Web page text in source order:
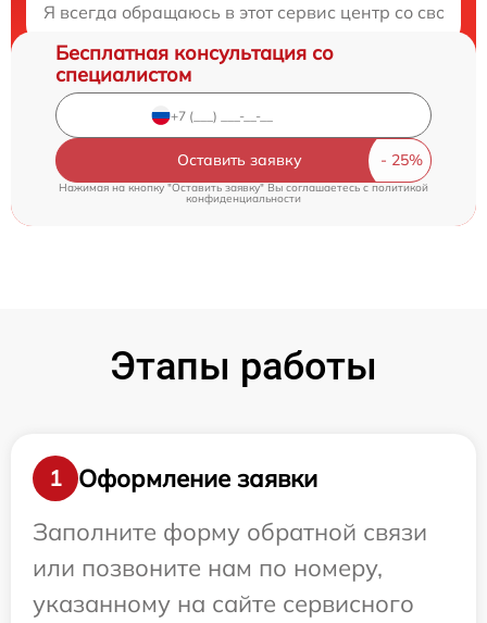
Я всегда обращаюсь в этот сервис центр со своей
Бесплатная консультация со
специалистом
Оставить заявку
Нажимая на кнопку "Оставить заявку" Вы соглашаетесь cполитикой
конфиденциальности
Этапы работы
1
Оформление заявки
Заполните форму обратной связи
или позвоните нам по номеру,
указанному на сайте сервисного